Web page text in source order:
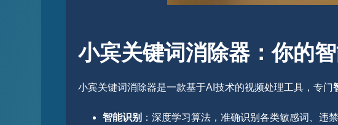
小宾关键词消除器：你的
小宾关键词消除器是一款基于AI技术的视频处理工具，专门
智能识别 ：深度学习算法，准确识别各类敏感词、违